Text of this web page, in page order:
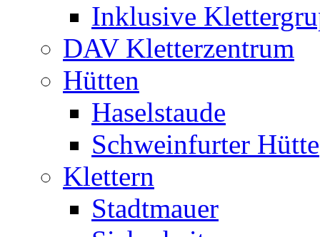
Inklusive
DAV Kletterzentrum
Hütten
Haselstaude
Schweinfurter Hütte
Klettern
Stadtmauer